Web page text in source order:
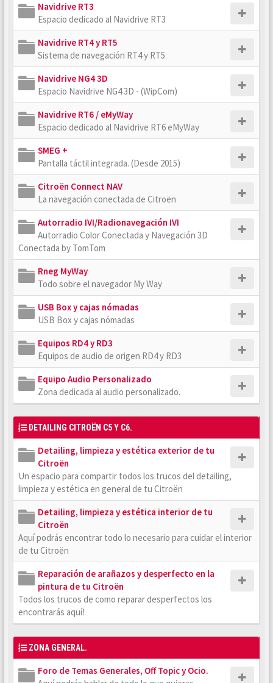
Navidrive RT3
Espacio dedicado al Navidrive RT3
Navidrive RT4 y RT5
Sistema de navegación RT4 y RT5
Navidrive NG4 3D
Espacio Navidrive NG4 3D - (WipCom)
Navidrive RT6 / eMyWay
Espacio dedicado al Navidrive RT6 eMyWay
SMEG +
Pantalla táctil integrada. (Desde 2015)
Citroën Connect NAV
La navegación conectada de Citroën
Autorradio IVI/Radionavegación IVI
Autorradio Color Conectada y Navegación 3D
Conectada by TomTom
Rneg MyWay
Todo sobre el navegador My Way
USB Box y cajas nómadas
USB Box y cajas nómadas
Equipos RD4 y RD3
Equipos de audio de origen RD4 y RD3
Equipo Audio Personalizado
Zona dedicada al audio personalizado.
DETAILING CITROËN C5 Y C6.
Detailing, limpieza y estética exterior de tu
Citroën
Un espacio para compartir todos los trucos del detailing,
limpieza y estética en general de tu Citroën
Detailing, limpieza y estética interior de tu
Citroën
Aquí podrás encontrar todo lo necesario para cuidar el interior
de tu Citroën
Reparación de arañazos y desperfecto en la
pintura de tu Citroën
Todos los trucos de como reparar desperfectos los
encontrarás aquí!
ZONA GENERAL.
Foro de Temas Generales, Off Topic y Ocio.